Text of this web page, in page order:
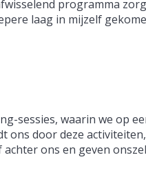
programma
laag in mijzelf
sessies, waarin we op
ons door deze
ons en geven